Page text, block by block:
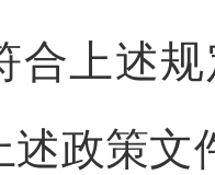
合上述
述政策文